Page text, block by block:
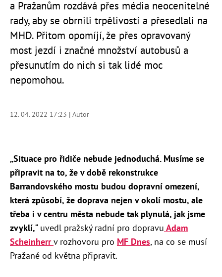
a Pražanům rozdává přes média neocenitelné
rady, aby se obrnili trpělivostí a přesedlali na
MHD. Přitom opomíjí, že přes opravovaný
most jezdí i značné množství autobusů a
přesunutím do nich si tak lidé moc
nepomohou.
12. 04. 2022 17:23 | Autor
„Situace pro řidiče nebude jednoduchá. Musíme se
připravit na to, že v době rekonstrukce
Barrandovského mostu budou dopravní omezení,
která způsobí, že doprava nejen v okolí mostu, ale
třeba i v centru města nebude tak plynulá, jak jsme
zvyklí,“ uvedl pražský radní pro dopravu Adam
Scheinherrv rozhovoru pro MF Dnes, na co se musí
Pražané od května připravit.